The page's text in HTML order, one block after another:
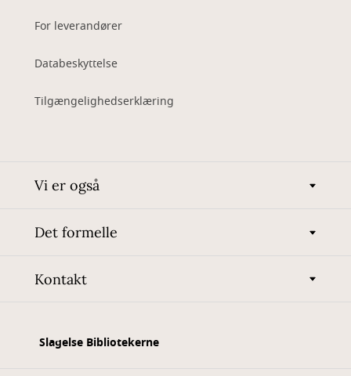
For leverandører
Databeskyttelse
Tilgængelighedserklæring
Vi er også
Det formelle
Kontakt
Slagelse Bibliotekerne